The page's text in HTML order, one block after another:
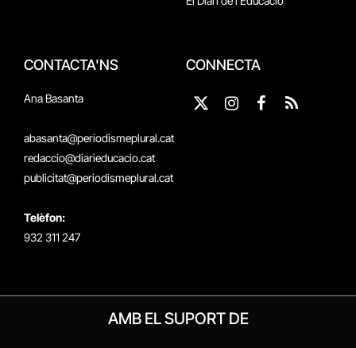
CONTACTA'NS
Ana Basanta
abasanta@periodismeplural.cat
redaccio@diarieducacio.cat
publicitat@periodismeplural.cat
Telèfon:
932 311 247
CONNECTA
X
Instagram
Facebook
RSS
AMB EL SUPORT DE